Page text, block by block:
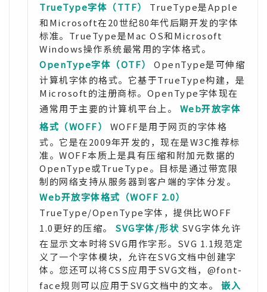
TrueType字体（TTF）
TrueType是Apple
和Microsoft在20世纪80年代后期开发的字体
标准。TrueType是Mac OS和Microsoft
Windows操作系统最常用的字体格式。
OpenType字体（OTF）
OpenType是可伸缩
计算机字体的格式。它基于TrueType构建，是
Microsoft的注册商标。OpenType字体现在
通常用于主要的计算机平台上。 Web开放字体
格式（WOFF）
WOFF是用于网页的字体格
式。它是在2009年开发的，现在是W3C推荐标
准。WOFF本质上是具有压缩和附加元数据的
OpenType或TrueType。目标是通过带宽限
制的网络支持从服务器到客户端的字体分发。
Web开放字体格式（WOFF 2.0）
TrueType/OpenType字体，提供比WOFF
1.0更好的压缩。 SVG字体/形状 SVG字体允许
在显示文本时将SVG用作字形。SVG 1.1规范定
义了一个字体模块，允许在SVG文档中创建字
体。您还可以将CSS应用于SVG文档，@font-
face规则可以应用于SVG文档中的文本。 嵌入